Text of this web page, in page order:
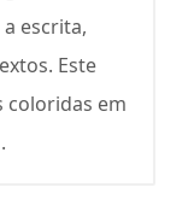
escrita,
Este
coloridas em